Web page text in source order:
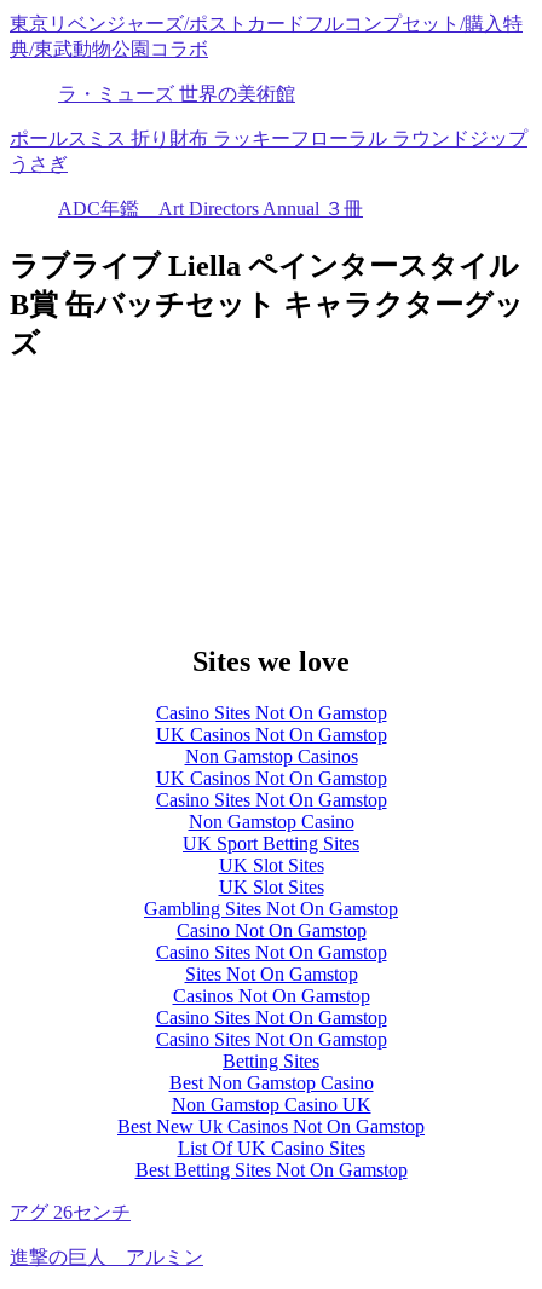
東京リベンジャーズ/ポストカードフルコンプセット/購入特
典/東武動物公園コラボ
ラ・ミューズ 世界の美術館
ポールスミス 折り財布 ラッキーフローラル ラウンドジップ
うさぎ
ADC年鑑 Art Directors Annual ３冊
ラブライブ Liella ペインタースタイル
B賞 缶バッチセット キャラクターグッ
ズ
Sites we love
Casino Sites Not On Gamstop
UK Casinos Not On Gamstop
Non Gamstop Casinos
UK Casinos Not On Gamstop
Casino Sites Not On Gamstop
Non Gamstop Casino
UK Sport Betting Sites
UK Slot Sites
UK Slot Sites
Gambling Sites Not On Gamstop
Casino Not On Gamstop
Casino Sites Not On Gamstop
Sites Not On Gamstop
Casinos Not On Gamstop
Casino Sites Not On Gamstop
Casino Sites Not On Gamstop
Betting Sites
Best Non Gamstop Casino
Non Gamstop Casino UK
Best New Uk Casinos Not On Gamstop
List Of UK Casino Sites
Best Betting Sites Not On Gamstop
アグ 26センチ
進撃の巨人 アルミン